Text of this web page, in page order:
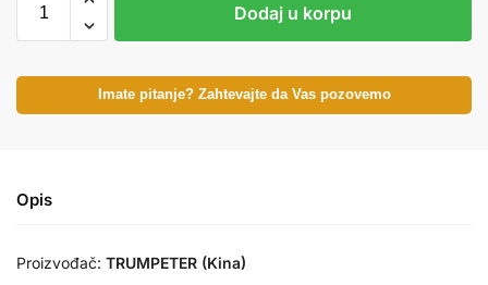
Dodaj u korpu
Imate pitanje? Zahtevajte da Vas pozovemo
Opis
Proizvođač: TRUMPETER (Kina)